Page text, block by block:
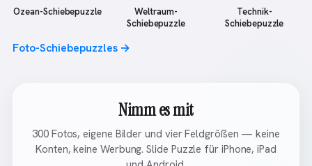
Ozean-Schiebepuzzle
Weltraum-
Schiebepuzzle
Technik-
Schiebepuzzle
Foto-Schiebepuzzles →
Nimm es mit
300 Fotos, eigene Bilder und vier Feldgrößen — keine
Konten, keine Werbung. Slide Puzzle für iPhone, iPad